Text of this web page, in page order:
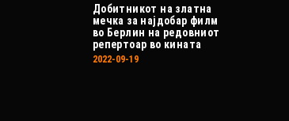
Добитникот на златна
мечка за најдобар филм
во Берлин на редовниот
репертоар во кината
2022-09-19